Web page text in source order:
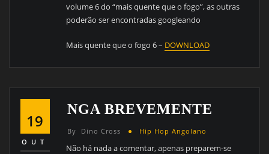
volume 6 do “mais quente que o fogo”, as outras
poderão ser encontradas googleando
Mais quente que o fogo 6 – DOWNLOAD
19
OUT
NGA BREVEMENTE
By Dino Cross Hip Hop Angolano
Não há nada a comentar, apenas preparem-se